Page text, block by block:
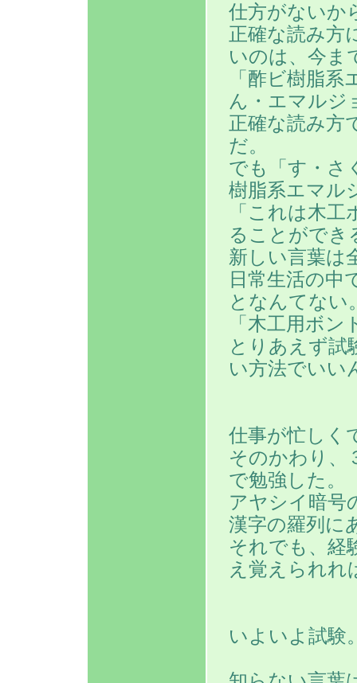
仕方がないか
正確な読み方
いのは、今ま
「酢ビ樹脂
ん・エマルジ
正確な読み方
だ。
でも「す・さ
樹脂系エマル
「これは木
ることができ
新しい言葉は
日常生活の中
となんてない
「木工用ボ
とりあえず試
い方法でいい
仕事が忙しく
そのかわり、
で勉強した。
アヤシイ暗号
漢字の羅列に
それでも、経
え覚えられれ
いよいよ試験